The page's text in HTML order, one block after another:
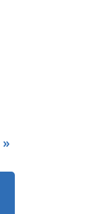
»